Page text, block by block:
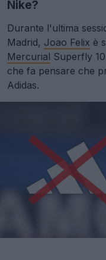
Nike?
Durante l'ultima
Madrid, Joao Felix è
Mercurial Superfly
che fa pensare che
Adidas.